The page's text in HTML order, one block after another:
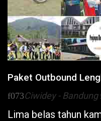
Paket Outbound
Ciwidey - Bandung
Lima belas tahun